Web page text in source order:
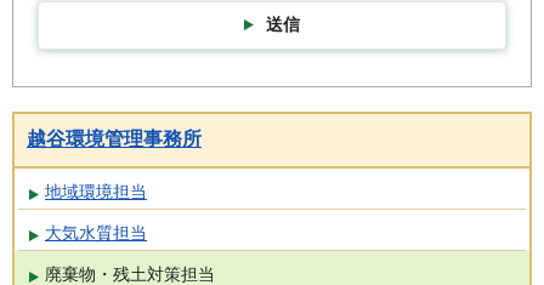
送信
越谷環境管理事務所
地域環境担当
大気水質担当
廃棄物・残土対策担当